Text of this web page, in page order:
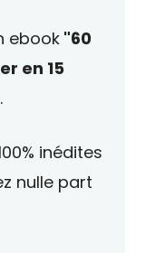
ebook "60
en 15
.
inédites
nulle part